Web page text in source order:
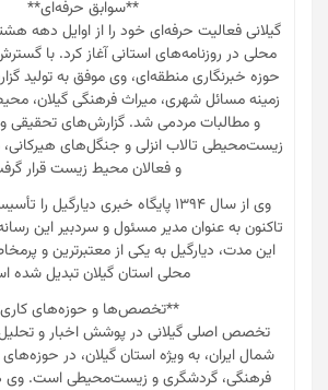
**سوابق حرفه‌ای**
گیلانی فعالیت حرفه‌ای خود را از اوایل دهه
محلی در روزنامه‌های استانی آغاز کرد. با
حوزه خبرنگاری منطقه‌ای، وی موفق به تولید
زمینه مسائل شهری، میراث فرهنگی گیلان،
و مطالبات مردمی شد. گزارش‌های تحقیقی
زیست‌محیطی تالاب انزلی و جنگل‌های
و فعالان محیط زیست قرار
وی از سال ۱۳۹۴ پایگاه خبری دیارگیل
تاکنون به عنوان مدیر مسئول و سردبیر این
این مدت، دیارگیل به یکی از معتبرترین و
محلی استان گیلان تبدیل شده
**تخصص‌ها و حوزه‌های
تخصص اصلی گیلانی در پوشش اخبار و
شمال ایران، به ویژه استان گیلان، در
فرهنگی، گردشگری و زیست‌محیطی است. وی